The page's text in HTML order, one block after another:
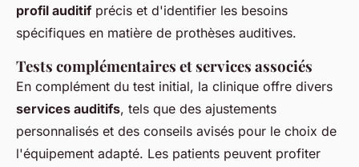
profil auditif précis et d'identifier les besoins
spécifiques en matière de prothèses auditives.
Tests complémentaires et services associés
En complément du test initial, la clinique offre divers
services auditifs, tels que des ajustements
personnalisés et des conseils avisés pour le choix de
l'équipement adapté. Les patients peuvent profiter